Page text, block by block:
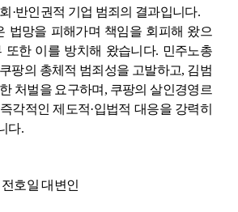
·반인권적 기업 범죄의 결과입니다.
법망을 피해가며 책임을 회피해 왔으
또한 이를 방치해 왔습니다. 민주노총
팡의 총체적 범죄성을 고발하고, 김범
처벌을 요구하며 , 쿠팡의 살인경영르
각적인 제도적·입법적 대응을 강력히
다.
호일 대변인